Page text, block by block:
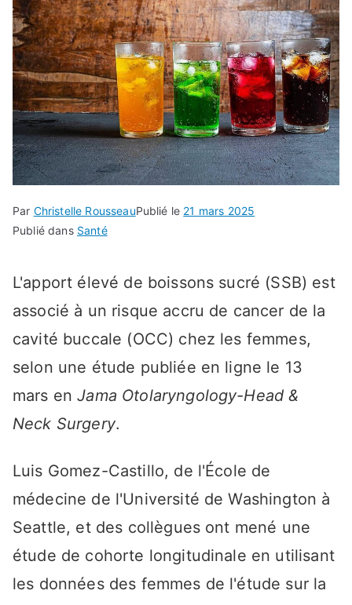
Par Christelle RousseauPublié le 21 mars 2025
Publié dans Santé
L'apport élevé de boissons sucré (SSB) est
associé à un risque accru de cancer de la
cavité buccale (OCC) chez les femmes,
selon une étude publiée en ligne le 13
mars enJama Otolaryngology-Head &
Neck Surgery.
Luis Gomez-Castillo, de l'École de
médecine de l'Université de Washington à
Seattle, et des collègues ont mené une
étude de cohorte longitudinale en utilisant
les données des femmes de l'étude sur la